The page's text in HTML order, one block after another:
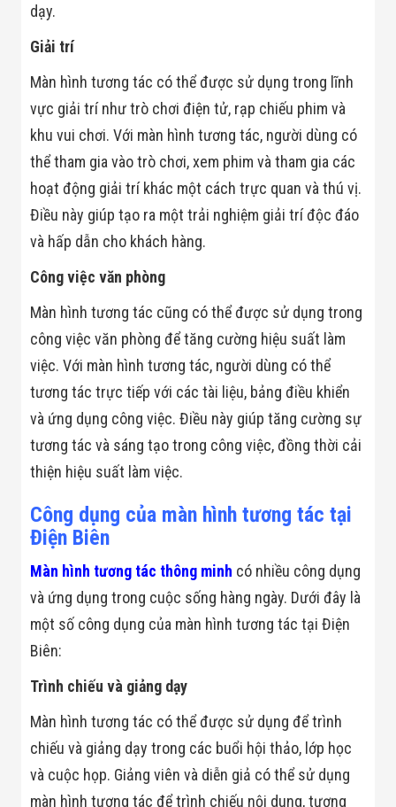
THIẾT BỊ KIỂM
SOÁT RA VÀO
Cổng Dò Kim
Loại
Máy Soi Hành
Lý (X-Ray)
Cổng Phân Làn
Tự Động
Nhận Diện
Khuôn Mặt
Thiết Bị Ngành
Thực Phẩm
Thiết Bị Ngành
Thực Phẩm
Matrixcope
Thiết Bị Ngành
Công Nghiệp
Thiết Bị Ngành
Giáo Dục
Giày Da, Túi
Khai
Dự Án Ngành
Thủy Sản
Dự Án Ngành
Thực Phẩm
Giáo Dục -
Trường Học
Dự Án Ngành
Điện Tử
Dự Án Ngành
Công An - Quân
dạy.
Giải trí
Màn hình tương tác có thể được sử dụng trong lĩnh
vực giải trí như trò chơi điện tử, rạp chiếu phim và
khu vui chơi. Với màn hình tương tác, người dùng có
thể tham gia vào trò chơi, xem phim và tham gia các
hoạt động giải trí khác một cách trực quan và thú vị.
Điều này giúp tạo ra một trải nghiệm giải trí độc đáo
và hấp dẫn cho khách hàng.
Công việc văn phòng
Màn hình tương tác cũng có thể được sử dụng trong
công việc văn phòng để tăng cường hiệu suất làm
việc. Với màn hình tương tác, người dùng có thể
tương tác trực tiếp với các tài liệu, bảng điều khiển
và ứng dụng công việc. Điều này giúp tăng cường sự
tương tác và sáng tạo trong công việc, đồng thời cải
thiện hiệu suất làm việc.
Công dụng của màn hình tương tác tại
Điện Biên
Màn hình tương tác thông minh có nhiều công dụng
và ứng dụng trong cuộc sống hàng ngày. Dưới đây là
một số công dụng của màn hình tương tác tại Điện
Biên:
Trình chiếu và giảng dạy
Màn hình tương tác có thể được sử dụng để trình
chiếu và giảng dạy trong các buổi hội thảo, lớp học
và cuộc họp. Giảng viên và diễn giả có thể sử dụng
màn hình tương tác để trình chiếu nội dung, tương